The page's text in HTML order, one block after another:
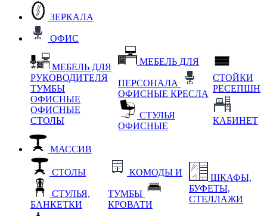
ЗЕРКАЛА
ОФИС
МЕБЕЛЬ ДЛЯ
РУКОВОДИТЕЛЯ
ТУМБЫ
ОФИСНЫЕ
ОФИСНЫЕ
СТОЛЫ
МЕБЕЛЬ ДЛЯ
ПЕРСОНАЛА
ОФИСНЫЕ КРЕСЛА
СТУЛЬЯ
ОФИСНЫЕ
СТОЙКИ
РЕСЕПШН
КАБИНЕТ
МАССИВ
СТОЛЫ
СТУЛЬЯ,
БАНКЕТКИ
КОМОДЫ И
ТУМБЫ
КРОВАТИ
ШКАФЫ,
БУФЕТЫ,
СТЕЛЛАЖИ